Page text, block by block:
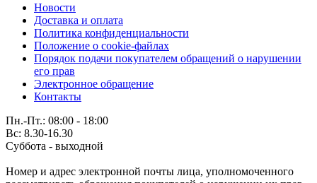
Новости
Доставка и оплата
Политика конфиденциальности
Положение о cookie-файлах
Порядок подачи покупателем обращений о нарушении
его прав
Электронное обращение
Контакты
Пн.-Пт.: 08:00 - 18:00
Вс: 8.30-16.30
Суббота - выходной
Номер и адрес электронной почты лица, уполномоченного